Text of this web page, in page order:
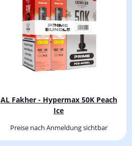
AL Fakher - Hypermax 50K Peach
Ice
Preise nach Anmeldung sichtbar